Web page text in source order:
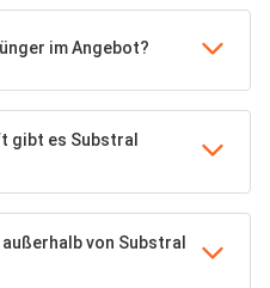
im Angebot?
gibt es Substral
von Substral